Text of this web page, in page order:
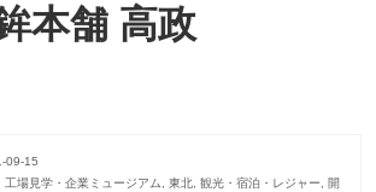
本舗 高政
09-15
工場見学・企業ミュージアム, 東北, 観光・宿泊・レジャー, 開